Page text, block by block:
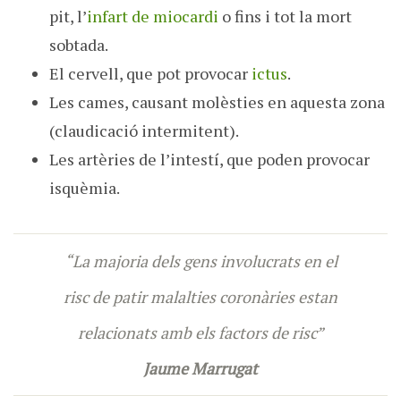
pit, l’infart de miocardi o fins i tot la mort
sobtada.
El cervell, que pot provocar ictus.
Les cames, causant molèsties en aquesta zona
(claudicació intermitent).
Les artèries de l’intestí, que poden provocar
isquèmia.
“La majoria dels gens involucrats en el
risc de patir malalties coronàries estan
relacionats amb els factors de risc”
Jaume Marrugat